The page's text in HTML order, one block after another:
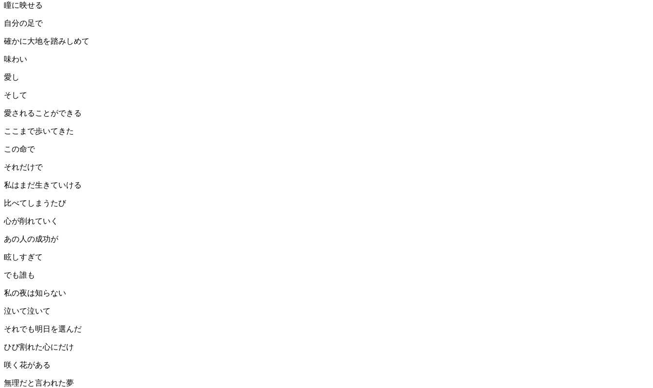
瞳に映せる
自分の足で
確かに大地を踏みしめて
味わい
愛し
そして
愛されることができる
ここまで歩いてきた
この命で
それだけで
私はまだ生きていける
比べてしまうたび
心が削れていく
あの人の成功が
眩しすぎて
でも誰も
私の夜は知らない
泣いて泣いて
それでも明日を選んだ
ひび割れた心にだけ
咲く花がある
無理だと言われた夢